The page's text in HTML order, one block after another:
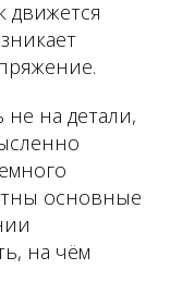
движется
на детали,
основные
на чём